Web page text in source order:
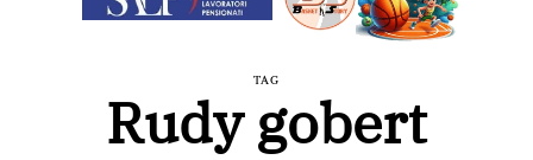
TAG
Rudy gobert